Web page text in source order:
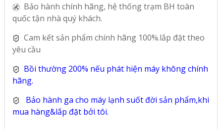
Bảo hành chính hãng, hệ thống trạm BH toàn
quốc tận nhà quý khách.
Cam kết sản phẩm chính hãng 100%.lắp đặt theo
yêu cầu
Bồi thường 200% nếu phát hiện máy không chính
hãng.
Bảo hành ga cho máy lạnh suốt đời sản phẩm,khi
mua hàng&lắp đặt bởi tôi.